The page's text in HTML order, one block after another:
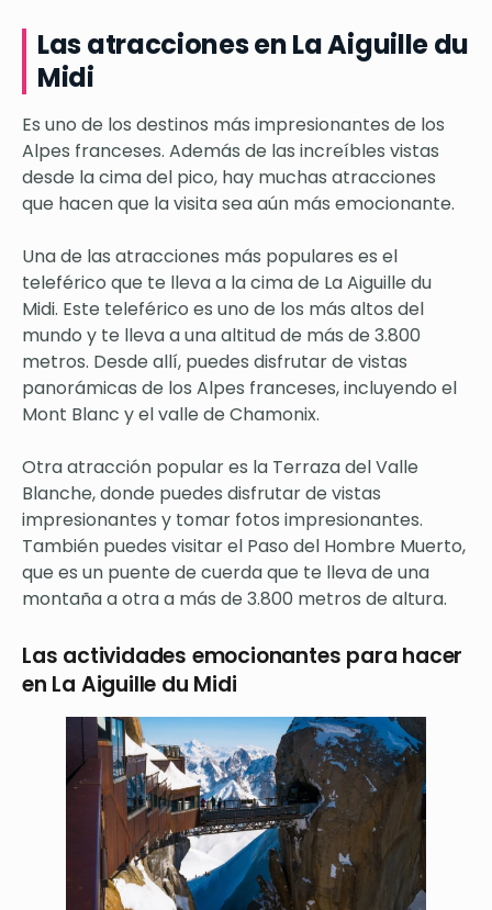
Las atracciones en La Aiguille du
Midi
Es uno de los destinos más impresionantes de los
Alpes franceses. Además de las increíbles vistas
desde la cima del pico, hay muchas atracciones
que hacen que la visita sea aún más emocionante.
Una de las atracciones más populares es el
teleférico que te lleva a la cima de La Aiguille du
Midi. Este teleférico es uno de los más altos del
mundo y te lleva a una altitud de más de 3.800
metros. Desde allí, puedes disfrutar de vistas
panorámicas de los Alpes franceses, incluyendo el
Mont Blanc y el valle de Chamonix.
Otra atracción popular es la Terraza del Valle
Blanche, donde puedes disfrutar de vistas
impresionantes y tomar fotos impresionantes.
También puedes visitar el Paso del Hombre Muerto,
que es un puente de cuerda que te lleva de una
montaña a otra a más de 3.800 metros de altura.
Las actividades emocionantes para hacer
en La Aiguille du Midi